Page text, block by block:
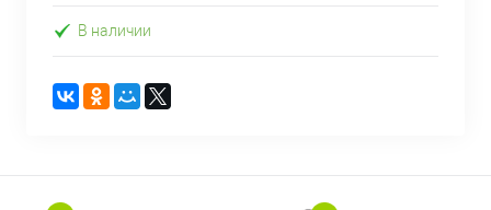
В наличии